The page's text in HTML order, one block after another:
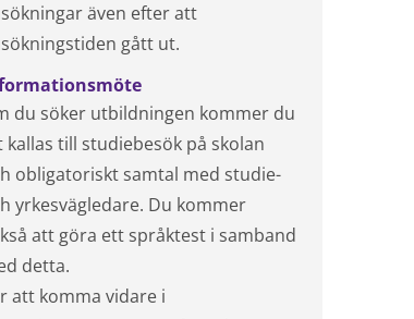
även efter att
gått ut.
du söker utbildningen kommer du
kallas till studiebesök på skolan
obligatoriskt samtal med studie-
yrkesvägledare. Du kommer
att göra ett språktest i samband
detta.
att komma vidare i